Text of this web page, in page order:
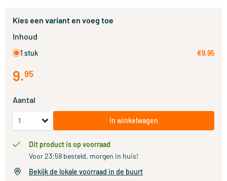
Kies een variant en voeg toe
Inhoud
1 stuk €9.95
9.95
Aantal
In winkelwagen
Dit product is op voorraad
Voor 23:59 besteld, morgen in huis!
Bekijk de lokale voorraad in de buurt